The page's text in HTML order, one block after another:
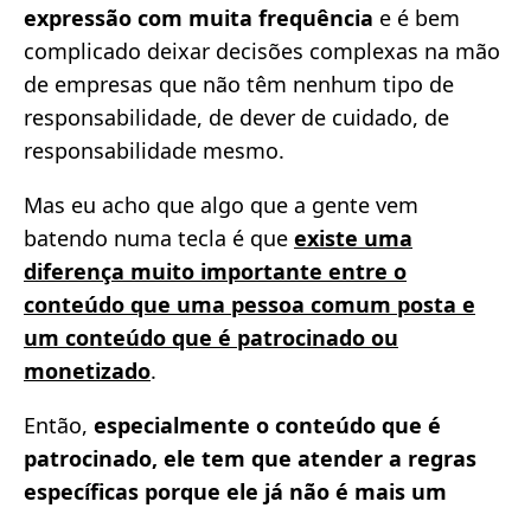
expressão com muita frequência e é bem
complicado deixar decisões complexas na mão
de empresas que não têm nenhum tipo de
responsabilidade, de dever de cuidado, de
responsabilidade mesmo.
Mas eu acho que algo que a gente vem
batendo numa tecla é que existe uma
diferença muito importante entre o
conteúdo que uma pessoa comum posta e
um conteúdo que é patrocinado ou
monetizado.
Então, especialmente o conteúdo que é
patrocinado, ele tem que atender a regras
específicas porque ele já não é mais um